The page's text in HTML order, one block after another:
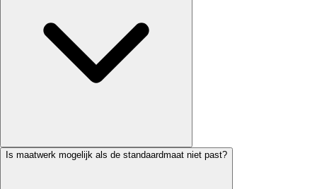
Is maatwerk mogelijk als de standaardmaat niet past?